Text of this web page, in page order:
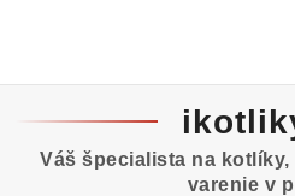
Váš špecialista na
varenie v